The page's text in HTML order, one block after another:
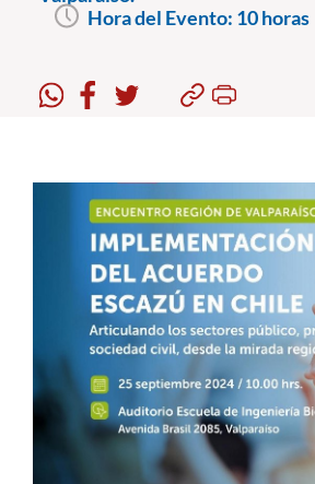
Postgrado
Funcionarios
English
Hora del Evento: 10 horas